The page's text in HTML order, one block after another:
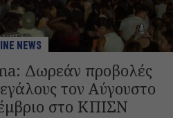
NEWS
Δωρεάν προβολές
τον Αύγουστο
στο ΚΠΙΣΝ